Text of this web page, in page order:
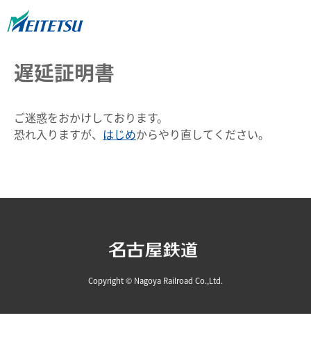
遅延証明書
ご迷惑をおかけしております。
恐れ入りますが、 はじめからやり直してください。
Copyright © Nagoya Railroad Co.,Ltd.